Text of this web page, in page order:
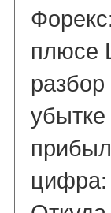
плюсе
цифра: